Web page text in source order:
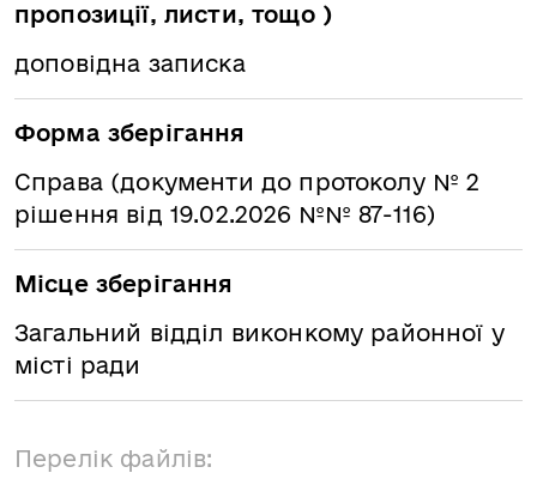
пропозиції, листи, тощо )
доповідна записка
Форма зберігання
Справа (документи до протоколу № 2
рішення від 19.02.2026 №№ 87-116)
Місце зберігання
Загальний відділ виконкому районної у
місті ради
Перелік файлів: